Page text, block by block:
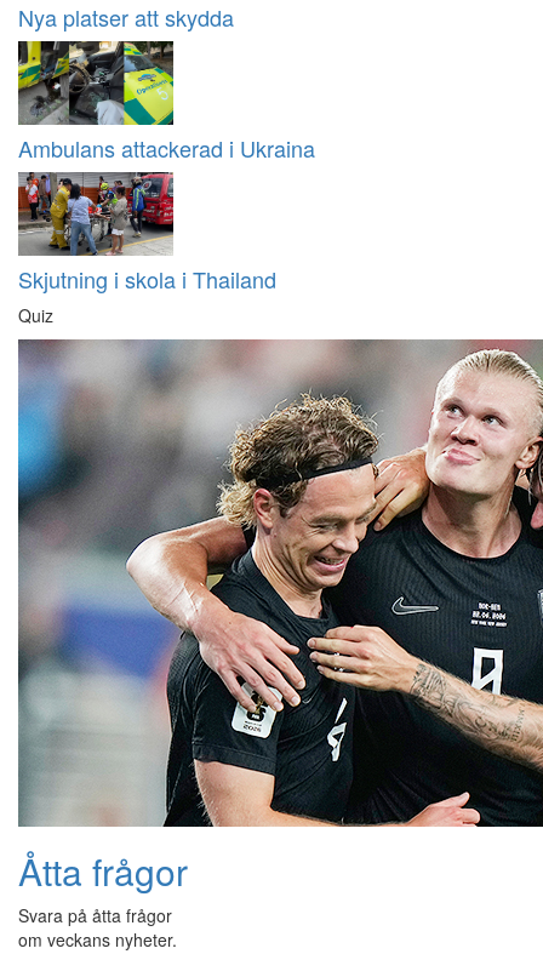
Nya platser att skydda
Ambulans attackerad i Ukraina
Skjutning i skola i Thailand
Quiz
Åtta frågor
Svara på åtta frågor
om veckans nyheter.